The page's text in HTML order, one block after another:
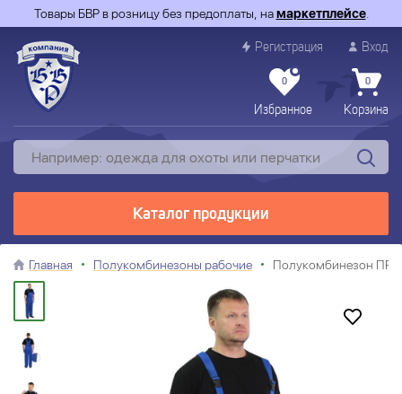
Товары БВР в розницу без предоплаты, намаркетплейсе.
Регистрация Вход
0
Избранное
0
Корзина
Каталог продукции
Главная Полукомбинезоны рабочие Полукомбинезон